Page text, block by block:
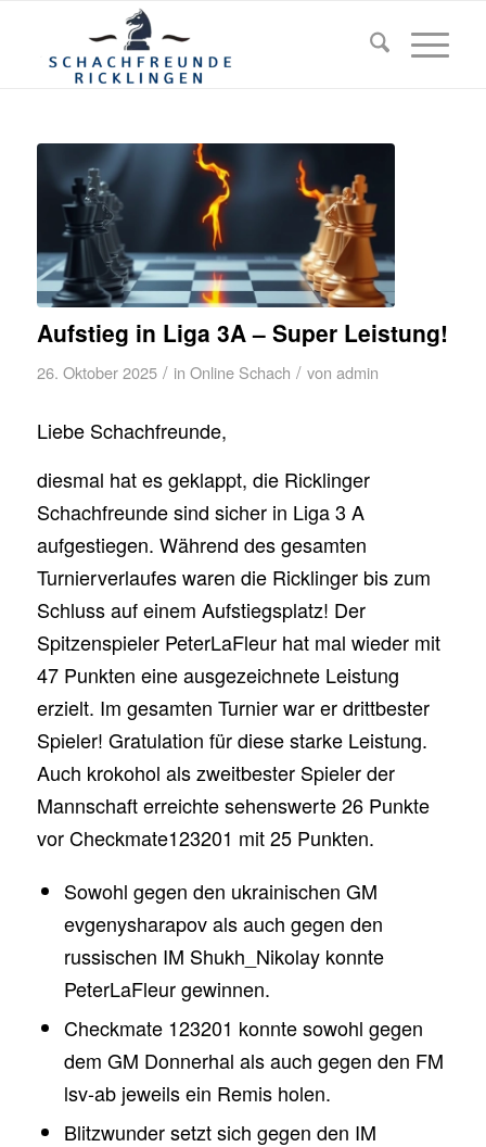
Aufstieg in Liga 3A – Super Leistung!
26. Oktober 2025 / in Online Schach / von admin
Liebe Schachfreunde,
diesmal hat es geklappt, die Ricklinger
Schachfreunde sind sicher in Liga 3 A
aufgestiegen. Während des gesamten
Turnierverlaufes waren die Ricklinger bis zum
Schluss auf einem Aufstiegsplatz! Der
Spitzenspieler PeterLaFleur hat mal wieder mit
47 Punkten eine ausgezeichnete Leistung
erzielt. Im gesamten Turnier war er drittbester
Spieler! Gratulation für diese starke Leistung.
Auch krokohol als zweitbester Spieler der
Mannschaft erreichte sehenswerte 26 Punkte
vor Checkmate123201 mit 25 Punkten.
Sowohl gegen den ukrainischen GM
evgenysharapov als auch gegen den
russischen IM Shukh_Nikolay konnte
PeterLaFleur gewinnen.
Checkmate 123201 konnte sowohl gegen
dem GM Donnerhal als auch gegen den FM
lsv-ab jeweils ein Remis holen.
Blitzwunder setzt sich gegen den IM